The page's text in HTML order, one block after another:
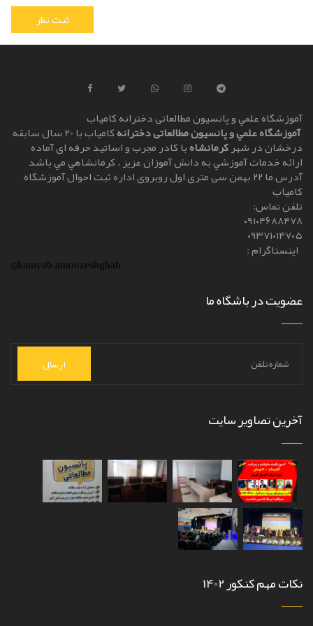
آموزشگاه علمي و پانسیون مطالعاتی دخترانه کامياب
آموزشگاه علمي و پانسیون مطالعاتی دخترانه کامياب با 20 سال سابقه
درخشان در شهرکرمانشاهبا کادر مجرب و اساتيد حرفه ای آماده
ارائه خدمات آموزشي به دانش آموزان عزيز . کرمانشاهي مي باشد
آدرس ما ۲۲ بهمن سی متری اول روبروی اداره ثبت احوال آموزشگاه
کامیاب
تلفن تماس:
۰۹۱۰۴۶۸۸۴۷۸
۰۹۳۷۱۰۱۴۷۰۵
اینستاگرام :
@kamyab.amoozeshghah
عضویت در باشگاه ما
ارسال
آخرین تصاویر سایت
نکات مهم کنکور 1402